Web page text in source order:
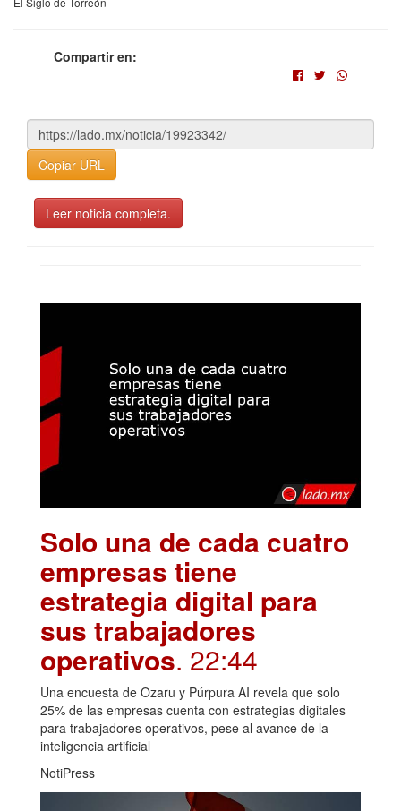
Compartir en:
Copiar URL
Leer noticia completa.
Solo una de cada cuatro
empresas tiene
estrategia digital para
sus trabajadores
operativos. 22:44
Una encuesta de Ozaru y Púrpura AI revela que solo
25% de las empresas cuenta con estrategias digitales
para trabajadores operativos, pese al avance de la
inteligencia artificial
NotiPress